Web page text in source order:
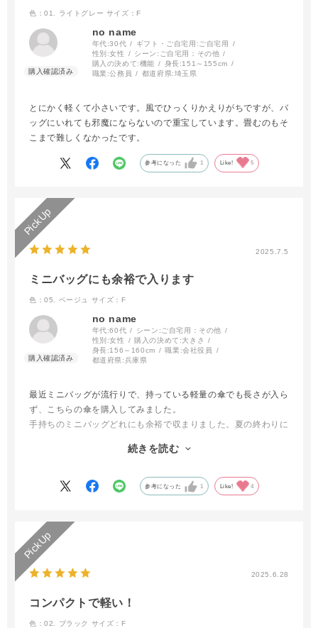
色：01. ライトグレー サイズ：F
no name
年代:30代 ギフト・ご自宅用: ご自宅用
性別:女性 シーン: ご自宅用：その他
購入の決めて:機能 身長:151～155cm
職業:公務員 都道府県:埼玉県
とにかく軽くて小さいです。風でひっくりかえりがちですが、バ
ッグにいれても邪魔にならないので重宝しています。畳むのもそ
こまで難しくなかったです。
参考になった 1 Like! 5
2025.7.5
ミニバッグにも余裕で入ります
色：05. ベージュ サイズ：F
no name
年代:60代 シーン:ご自宅用：その他
性別:女性 購入の決めて:大きさ
身長:156～160cm 職業:会社役員
都道府県:兵庫県
最近ミニバッグが流行りで、持っている軽量の傘でも長さが入ら
ず、こちらの傘を購入してみました。
手持ちのミニバッグどれにも余裕で収まりました。夏の終わりに
サッと畳むというわけにはいきませんし、畳んだ状態で持ち歩き
続きを読む
参考になった 1 Like! 4
2025.6.28
コンパクトで軽い！
色：02. ブラック サイズ：F